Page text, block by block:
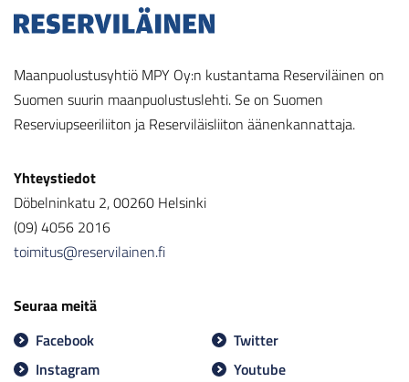
Maanpuolustusyhtiö MPY Oy:n kustantama Reserviläinen on
Suomen suurin maanpuolustuslehti. Se on Suomen
Reserviupseeriliiton ja Reserviläisliiton äänenkannattaja.
Yhteystiedot
Döbelninkatu 2, 00260 Helsinki
(09) 4056 2016
toimitus@reservilainen.fi
Seuraa meitä
Facebook
Twitter
Instagram
Youtube